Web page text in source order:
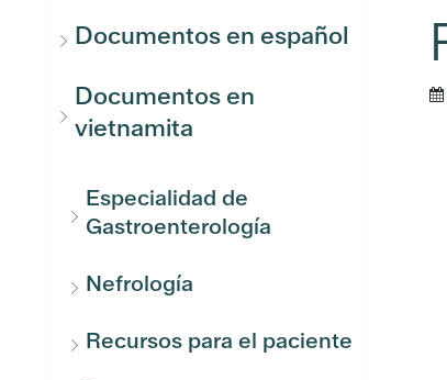
Documentos en español
Documentos en
vietnamita
Especialidad de
Gastroenterología
Nefrología
Recursos para el paciente